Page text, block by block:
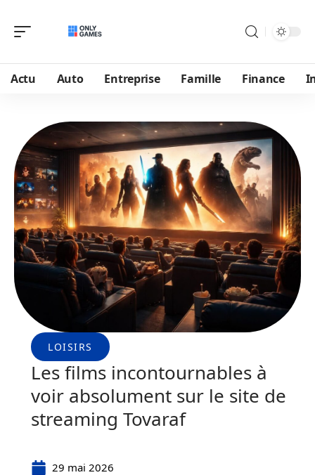
Actu Auto Entreprise Famille Finance
LOISIRS
Les films incontournables à
voir absolument sur le site de
streaming Tovaraf
29 mai 2026